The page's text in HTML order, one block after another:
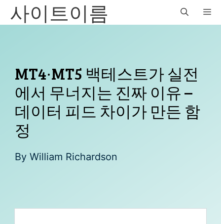
Skip사이트이름
MT4·MT5 백테스트가 실전
에서 무너지는 진짜 이유 –
데이터 피드 차이가 만든 함
정
By William Richardson